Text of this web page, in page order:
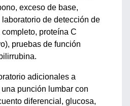
exceso de base,
laboratorio de detección de
proteína C
pruebas de función
adicionales a
punción lumbar con
diferencial, glucosa,